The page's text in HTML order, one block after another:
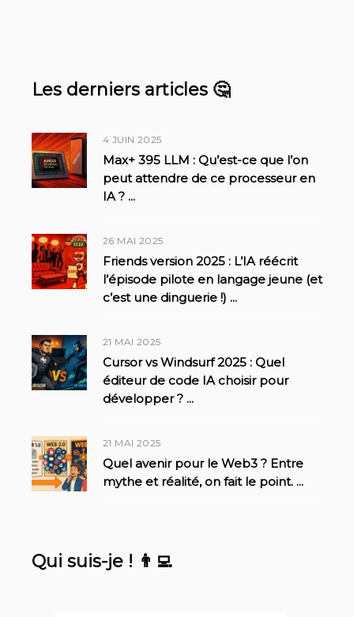
Les derniers articles 🤔
4 JUIN 2025
Max+ 395 LLM : Qu’est-ce que l’on
peut attendre de ce processeur en
IA ? ...
26 MAI 2025
Friends version 2025 : L’IA réécrit
l’épisode pilote en langage jeune (et
c’est une dinguerie !) ...
21 MAI 2025
Cursor vs Windsurf 2025 : Quel
éditeur de code IA choisir pour
développer ? ...
21 MAI 2025
Quel avenir pour le Web3 ? Entre
mythe et réalité, on fait le point. ...
Qui suis-je ! 👨‍💻